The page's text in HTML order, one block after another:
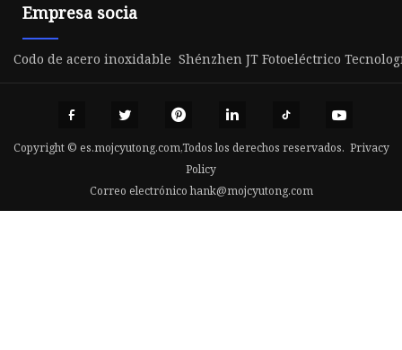
Empresa socia
Codo de acero inoxidable Shénzhen JT Fotoeléctrico
Copyright © es.mojcyutong.com,Todos los derechos reservados. Privacy
Policy
Correo electrónicohank@mojcyutong.com